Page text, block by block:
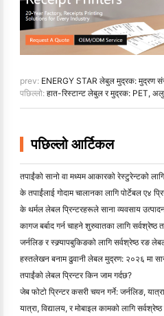
prev: ENERGY STAR लेबुल मुद्रक: मुद्रण
पछिल्लो: हात-रिस्टान्ट लेबुल र मुद्रक: PET,
पछिल्लो आर्टिकल
तपाईंको सानो वा मध्यम आकारको रेस्टुरेन्टको
के तपाईंलाई गोदाम चालानका लागि पोर्टेबल ए४
कागज बर्बाद गर्न चाहने शुरुवातका लागि सर्वश्रेष्ठ
जर्नलिङ र स्क्र्यापबुकिङको लागि सर्वश्रेष्ठ रङ
हस्तलेखन बनाम ढुवानी लेबल मुद्रण: २०२६ मा
तपाईंको लेबल प्रिन्टर किन जाम गर्दछ?